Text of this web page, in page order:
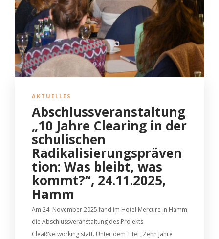
AKTUELLES
Abschlussveranstaltung
„10 Jahre Clearing in der
schulischen
Radikalisierungspräven
tion: Was bleibt, was
kommt?“, 24.11.2025,
Hamm
Am 24. November 2025 fand im Hotel Mercure in Hamm
die Abschlussveranstaltung des Projekts
CleaRNetworking statt. Unter dem Titel „Zehn Jahre